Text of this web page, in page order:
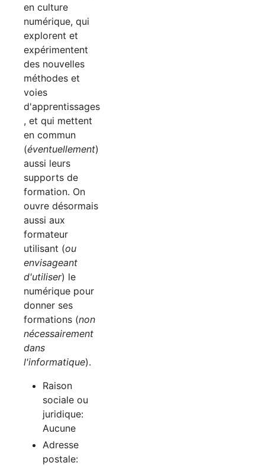
en culture
numérique, qui
explorent et
expérimentent
des nouvelles
méthodes et
voies
d'apprentissages
, et qui mettent
en commun
(éventuellement)
aussi leurs
supports de
formation. On
ouvre désormais
aussi aux
formateur
utilisant (ou
envisageant
d'utiliser) le
numérique pour
donner ses
formations (non
nécessairement
dans
l'informatique).
Raison
sociale ou
juridique:
Aucune
Adresse
postale: